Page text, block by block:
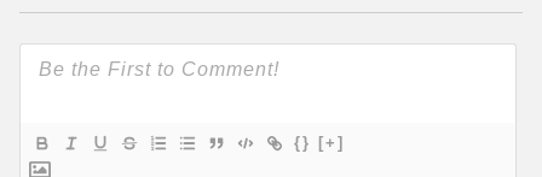
{} [+]